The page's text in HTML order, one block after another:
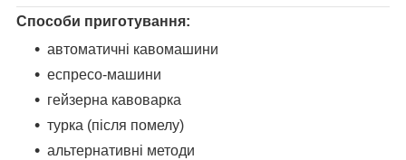
Способи приготування:
автоматичні кавомашини
еспресо-машини
гейзерна кавоварка
турка (після помелу)
альтернативні методи